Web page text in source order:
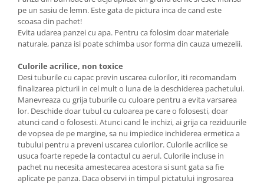
pe un sasiu de lemn. Este gata de pictura inca de cand este
scoasa din pachet!
Evita udarea panzei cu apa. Pentru ca folosim doar materiale
naturale, panza isi poate schimba usor forma din cauza umezelii.
Culorile acrilice, non toxice
Desi tuburile cu capac previn uscarea culorilor, iti recomandam
finalizarea picturii in cel mult o luna de la deschiderea pachetului.
Manevreaza cu grija tuburile cu culoare pentru a evita varsarea
lor. Deschide doar tubul cu culoarea pe care o folosesti, doar
atunci cand o folosesti. Atunci cand le inchizi, ai grija ca reziduurile
de vopsea de pe margine, sa nu impiedice inchiderea ermetica a
tubului pentru a preveni uscarea culorilor. Culorile acrilice se
usuca foarte repede la contactul cu aerul. Culorile incluse in
pachet nu necesita amestecarea acestora si sunt gata sa fie
aplicate pe panza. Daca observi in timpul pictatului ingrosarea